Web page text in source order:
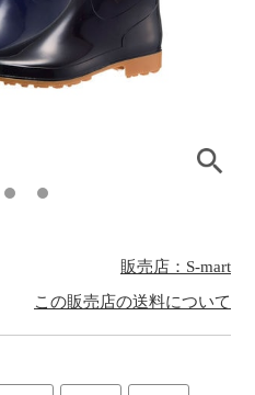
販売店：S-mart
この販売店の送料について